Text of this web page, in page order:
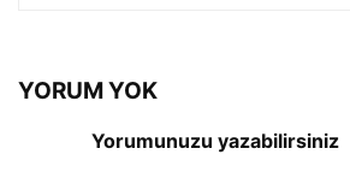
YORUM YOK
Yorumunuzu yazabilirsiniz